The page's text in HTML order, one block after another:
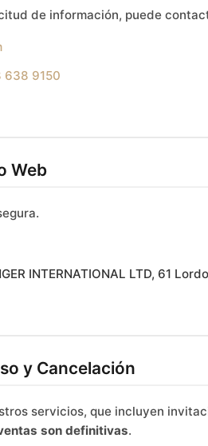
de información, puede
638 9150
Web
INTERNATIONAL LTD, 61
y Cancelación
servicios, que incluyen
son definitivas.